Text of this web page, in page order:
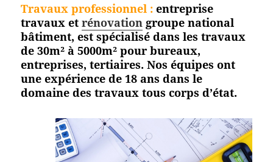
Travaux professionnel : entreprise
travaux etrénovation groupe national
bâtiment, est spécialisé dans les travaux
de 30m² à 5000m² pour bureaux,
entreprises, tertiaires. Nos équipes ont
une expérience de 18 ans dans le
domaine des travaux tous corpsd’état.